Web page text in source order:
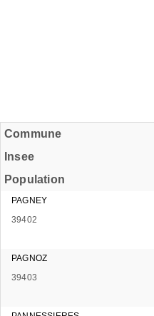
Commune
Insee
Population
PAGNEY
39402
PAGNOZ
39403